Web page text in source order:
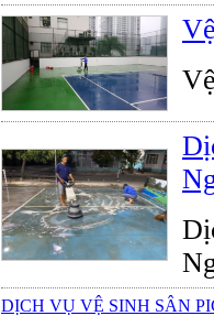
DỊCH VỤ VỆ SINH SÂN